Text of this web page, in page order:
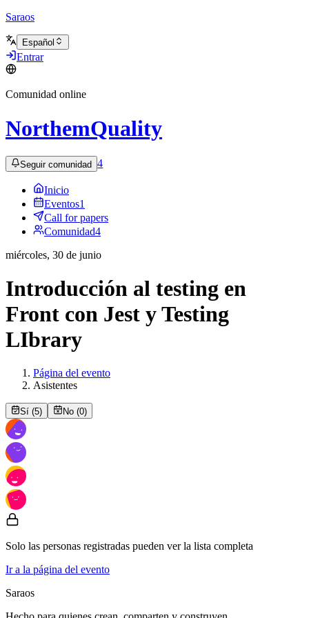
Saraos
Español
Entrar
Comunidad online
NorthemQuality
Seguir comunidad 4
Inicio
Eventos1
Call for papers
Comunidad4
miércoles, 30 de junio
Introducción al testing en
Front con Jest y Testing
LIbrary
Página del evento
Asistentes
Sí (5) No (0)
Solo las personas registradas pueden ver la lista completa
Ir a la página del evento
Saraos